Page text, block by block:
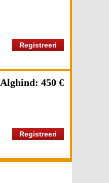
Registreeri
Alghind: 450 €
Registreeri